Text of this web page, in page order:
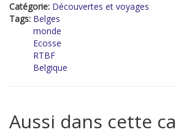
Catégorie: Découvertes et voyages
Tags: Belges
monde
Ecosse
RTBF
Belgique
Aussi dans cette